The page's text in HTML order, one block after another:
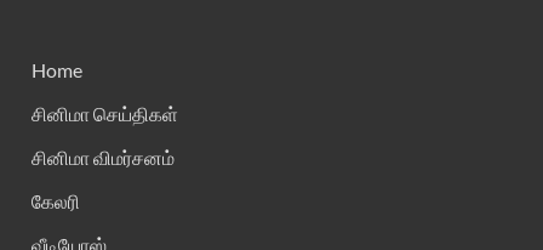
Home
சினிமா செய்திகள்
சினிமா விமர்சனம்
கேலரி
வீடியோஸ்